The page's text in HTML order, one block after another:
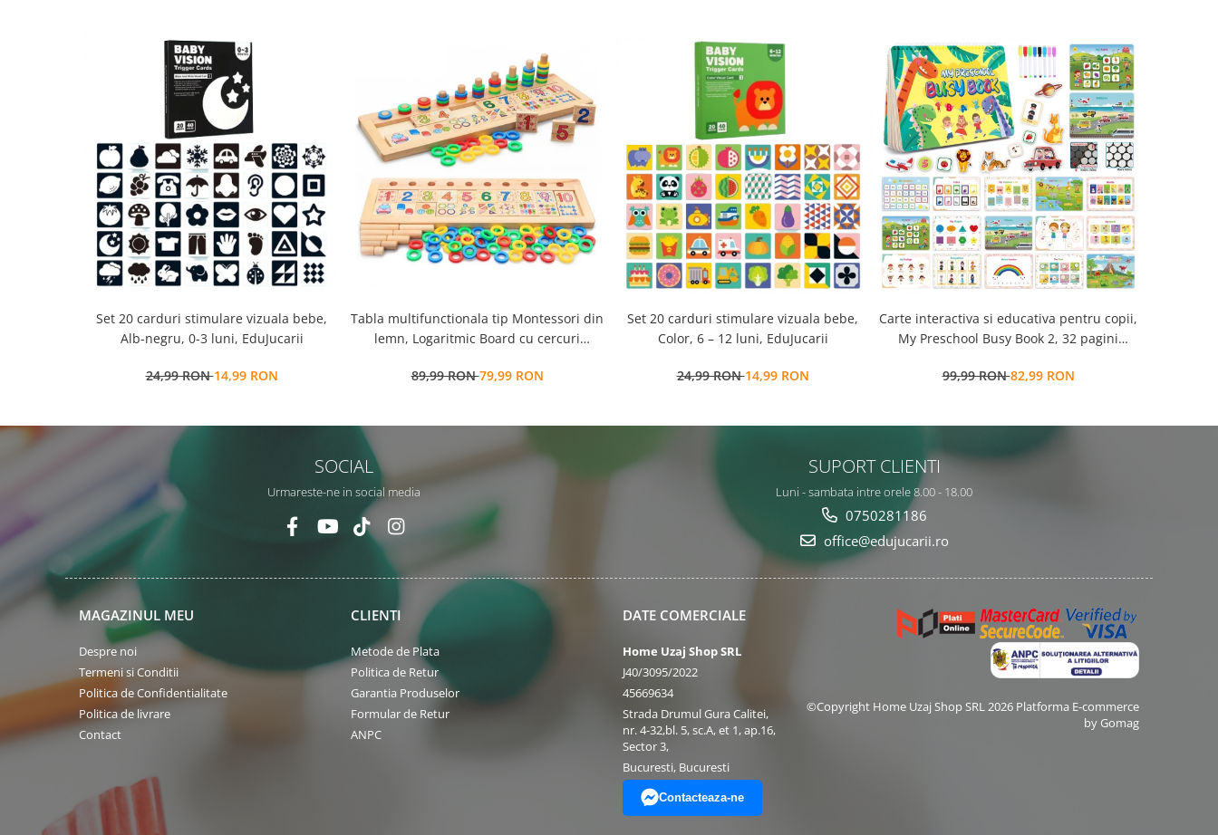
Set 20 carduri stimulare vizuala bebe,
Alb-negru, 0-3 luni, EduJucarii
24,99 RON14,99 RON
Tabla multifunctionala tip Montessori din
lemn, Logaritmic Board cu cercuri
operatiuni matematice
89,99 RON79,99 RON
Set 20 carduri stimulare vizuala bebe,
Color, 6 – 12 luni, EduJucarii
24,99 RON14,99 RON
Carte interactiva si educativa pentru copii,
My Preschool Busy Book 2, 32 pagini
repozitionabile, Limba Engleza, 3 ani+,
99,99 RON82,99 RON
SOCIAL
Urmareste-ne in social media
SUPORT CLIENTI
Luni - sambata intre orele 8.00 - 18.00
0750281186
office@edujucarii.ro
MAGAZINUL MEU
Despre noi
Termeni si Conditii
Politica de Confidentialitate
Politica de livrare
Contact
CLIENTI
Metode de Plata
Politica de Retur
Garantia Produselor
Formular de Retur
ANPC
DATE COMERCIALE
Home Uzaj Shop SRL
J40/3095/2022
45669634
Strada Drumul Gura Calitei,
nr. 4-32,bl. 5, sc.A, et 1, ap.16,
Sector 3,
Bucuresti, Bucuresti
Contacteaza-ne
©Copyright Home Uzaj Shop SRL 2026 Platforma E-commerce
by Gomag